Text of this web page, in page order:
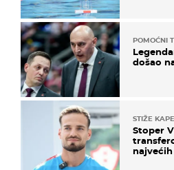
POMOĆNI
došao
STIŽE
Stoper